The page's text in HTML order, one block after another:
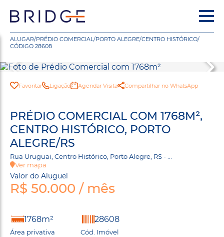
ALUGAR/PRÉDIO COMERCIAL/PORTO ALEGRE/CENTRO HISTÓRICO/
CÓDIGO 28608
Favoritar Ligação Agendar Visita Compartilhar no WhatsApp
PRÉDIO COMERCIAL COM 1768M²,
CENTRO HISTÓRICO, PORTO
ALEGRE/RS
Rua Uruguai, Centro Histórico, Porto Alegre, RS - ...
Ver mapa
Valor do Aluguel
R$ 50.000 / mês
1768m²
Área privativa
28608
Cód. Imóvel